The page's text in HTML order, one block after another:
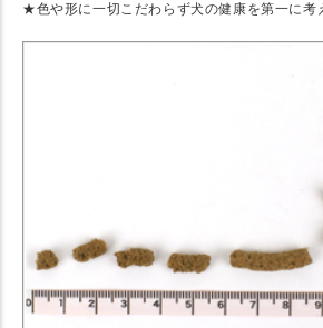
★色や形に一切こだわらず犬の健康を第一に考